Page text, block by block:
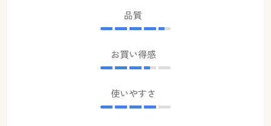
品質
お買い得感
使いやすさ